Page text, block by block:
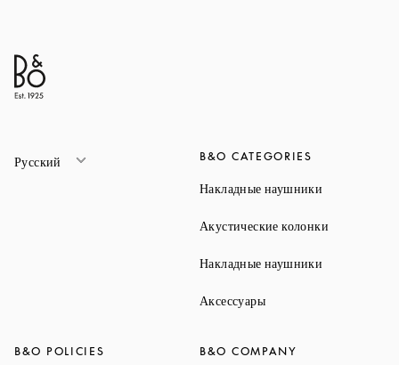
Русский B&O CATEGORIES
Накладные наушники
Акустические колонки
Накладные наушники
АксессуарыLink Opens in New
B&O POLICIES B&O COMPANY